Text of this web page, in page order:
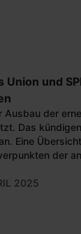
und
Ausbau der
Das
Eine
der
2025